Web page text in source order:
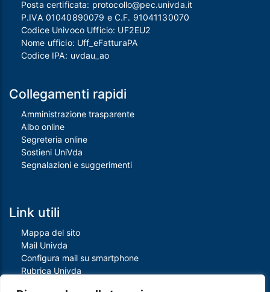
Posta certificata: protocollo@pec.univda.it
P.IVA 01040890079 e C.F. 91041130070
Codice Univoco Ufficio: UF2EU2
Nome ufficio: Uff_eFatturaPA
Codice IPA: uvdau_ao
Collegamenti rapidi
Amministrazione trasparente
Albo online
Segreteria online
Sostieni UniVda
Segnalazioni e suggerimenti
Link utili
Mappa del sito
Mail Univda
Configura mail su smartphone
Rubrica Univda